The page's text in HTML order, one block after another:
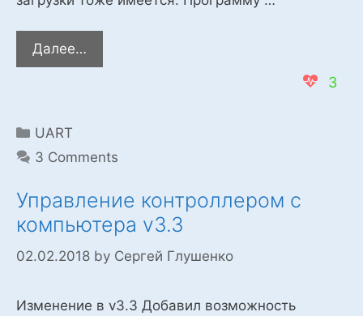
Далее…
для
3
Categories
UART
3 Comments
Управление контроллером с
компьютера v3.3
02.02.2018 by Сергей Глушенко
Изменение в v3.3 Добавил возможность